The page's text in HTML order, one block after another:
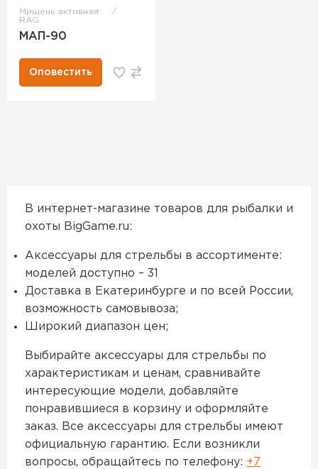
Мишень активная
RAG
МАП-90
Оповестить
В интернет-магазине товаров для рыбалки и
охоты BigGame.ru:
Аксессуары для стрельбы в ассортименте:
моделей доступно – 31
Доставка в Екатеринбурге и по всей России,
возможность самовывоза;
Широкий диапазон цен;
Выбирайте аксессуары для стрельбы по
характеристикам и ценам, сравнивайте
интересующие модели, добавляйте
понравившиеся в корзину и оформляйте
заказ. Все аксессуары для стрельбы имеют
официальную гарантию. Если возникли
вопросы, обращайтесь по телефону: +7